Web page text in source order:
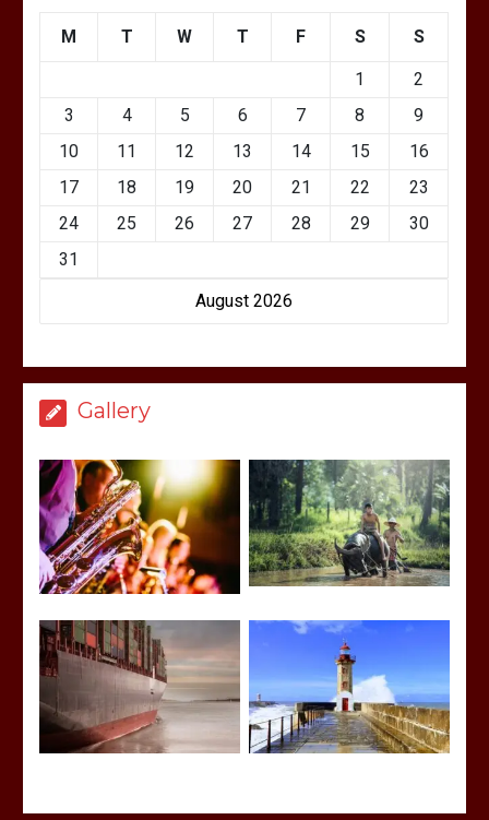
August 2026
M T W T F S S
1
2
3
4 5 6 7 8
9
10
11 12 13 14 15
16
17
18 19 20 21 22
23
24
25 26 27 28 29
30
31
Gallery